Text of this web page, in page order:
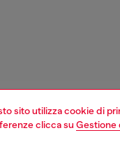
sito utilizza cookie di
clicca su Gestione